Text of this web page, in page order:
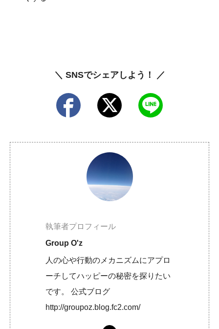
＼ SNSでシェアしよう！ ／
執筆者プロフィール
Group O'z
人の心や行動のメカニズムにアプロ
ーチしてハッピーの秘密を探りたい
です。 公式ブログ
http://groupoz.blog.fc2.com/